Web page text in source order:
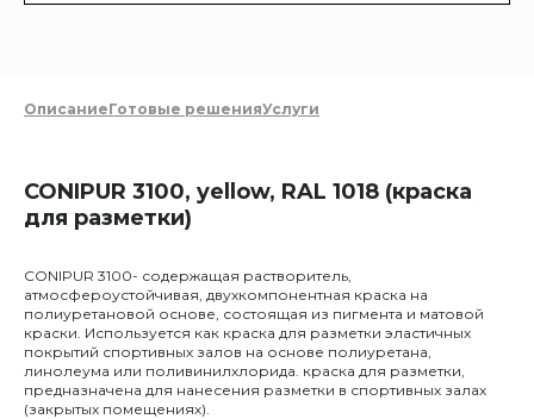
ОписаниеГотовые решенияУслуги
CONIPUR 3100, yellow, RAL 1018 (краска
для разметки)
CONIPUR 3100- содержащая растворитель,
атмосфероустойчивая, двухкомпонентная краска на
полиуретановой основе, состоящая из пигмента и матовой
краски. Используется как краска для разметки эластичных
покрытий спортивных залов на основе полиуретана,
линолеума или поливинилхлорида. краска для разметки,
предназначена для нанесения разметки в спортивных залах
(закрытых помещениях).